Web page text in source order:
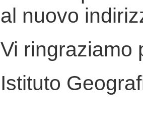
al nuovo
Vi ringraziamo
Istituto